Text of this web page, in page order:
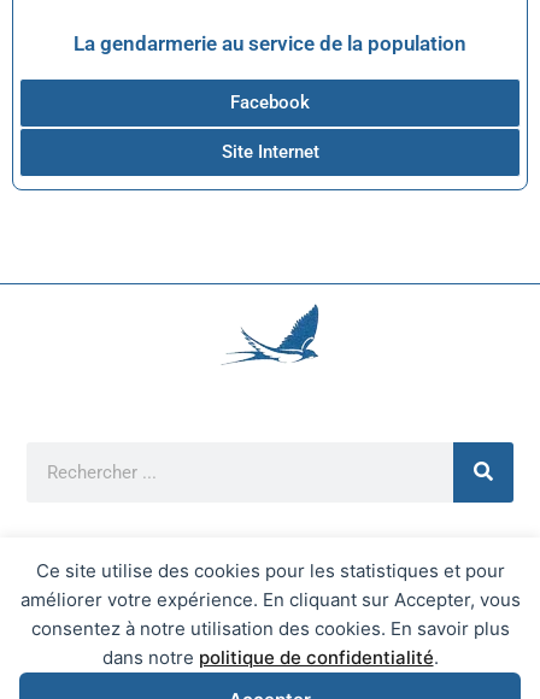
Ce site utilise des cookies pour les statistiques et pour
améliorer votre expérience. En cliquant sur Accepter, vous
consentez à notre utilisation des cookies. En savoir plus
dans notre politique de confidentialité.
La gendarmerie au service de la population
Facebook
Site Internet
Mentions Légales
Mairie d'Écrainville © 2026 Tous Droits Réservés